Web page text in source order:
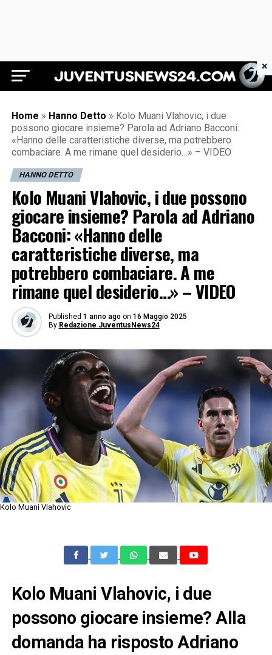
Juventus News 24
Home » Hanno Detto » Kolo Muani Vlahovic, i due
possono giocare insieme? Parola ad Adriano Bacconi:
«Hanno delle caratteristiche diverse, ma potrebbero
combaciare. A me rimane quel desiderio…» – VIDEO
HANNO DETTO
Kolo Muani Vlahovic, i due possono
giocare insieme? Parola ad Adriano
Bacconi: «Hanno delle
caratteristiche diverse, ma
potrebbero combaciare. A me
rimane quel desiderio…» – VIDEO
Published 1 anno ago on 16 Maggio 2025
By Redazione JuventusNews24
Kolo Muani Vlahovic
Kolo Muani Vlahovic, i due
possono giocare insieme? Alla
domanda ha risposto Adriano
×